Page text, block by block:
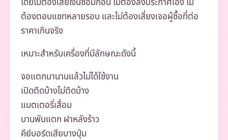
ต้องตอบแชทหลายรอบ และไม่ต้องเสี่ยงเจอผู้ซื้อที่ต่อ
ราคาเกินจริง
เหมาะสำหรับเครื่องที่มีลักษณะดังนี้
จอแตกมานานแล้วไม่ได้ใช้งาน
เปิดติดบ้างไม่ติดบ้าง
แบตเตอรี่เสื่อม
บานพับแตก ฝาหลังร้าว
คีย์บอร์ดเสียบางปุ่ม